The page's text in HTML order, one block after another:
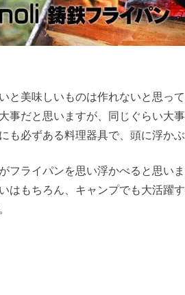
と美味しいものは作れないと思っ
事だと思いますが、同じぐらい大
も必ずある料理器具で、頭に浮か
フライパンを思い浮かべると思いま
はもちろん、キャンプでも大活躍